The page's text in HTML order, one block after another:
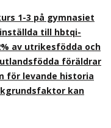
1-3 på gymnasiet
till hbtqi-
av utrikesfödda och
föräldrar
för levande historia
kan